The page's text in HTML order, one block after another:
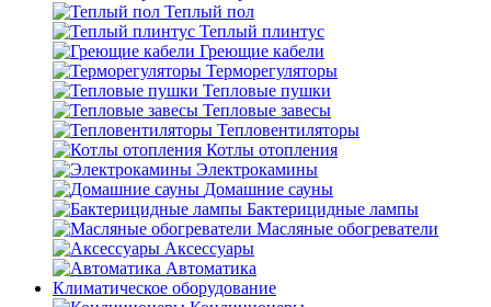
Теплый пол
Теплый плинтус
Греющие кабели
Терморегуляторы
Тепловые пушки
Тепловые завесы
Тепловентиляторы
Котлы отопления
Электрокамины
Домашние сауны
Бактерицидные лампы
Масляные обогреватели
Аксессуары
Автоматика
Климатическое оборудование